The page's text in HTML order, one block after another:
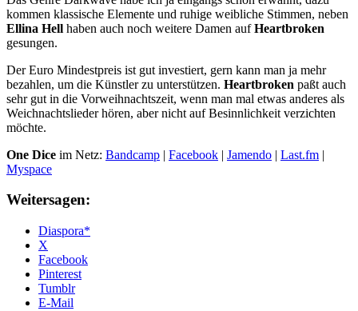
kommen klassische Elemente und ruhige weibliche Stimmen, neben
Ellina Hell haben auch noch weitere Damen aufHeartbroken
gesungen.
Der Euro Mindestpreis ist gut investiert, gern kann man ja mehr
bezahlen, um die Künstler zu unterstützen. Heartbroken paßt auch
sehr gut in die Vorweihnachtszeit, wenn man mal etwas anderes als
Weichnachtslieder hören, aber nicht auf Besinnlichkeit verzichten
möchte.
One Dice im Netz: Bandcamp | Facebook | Jamendo | Last.fm |
Myspace
Weitersagen:
Diaspora*
X
Facebook
Pinterest
Tumblr
E-Mail